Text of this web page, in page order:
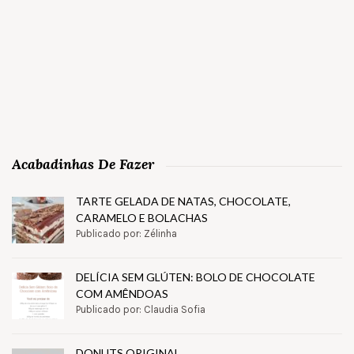
Acabadinhas De Fazer
TARTE GELADA DE NATAS, CHOCOLATE,
CARAMELO E BOLACHAS
Publicado por: Zélinha
DELÍCIA SEM GLÚTEN: BOLO DE CHOCOLATE
COM AMÊNDOAS
Publicado por: Claudia Sofia